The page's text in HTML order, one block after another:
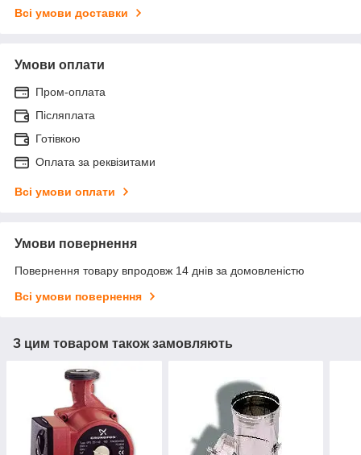
Всі умови доставки
Умови оплати
Пром-оплата
Післяплата
Готівкою
Оплата за реквізитами
Всі умови оплати
Умови повернення
Повернення товару впродовж 14 днів за домовленістю
Всі умови повернення
З цим товаром також замовляють